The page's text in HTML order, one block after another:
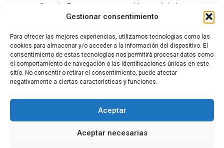
Gestionar consentimiento
Para ofrecer las mejores experiencias, utilizamos tecnologías como las
cookies para almacenar y/o acceder a la información del dispositivo. El
consentimiento de estas tecnologías nos permitirá procesar datos como
el comportamiento de navegación o las identificaciones únicas en este
sitio. No consentir o retirar el consentimiento, puede afectar
negativamente a ciertas características y funciones.
Aceptar
Aceptar necesarias
Canaria. Estamos comprometidos con brindar
información veraz y un periodismo independiente a
Todos los derechos reservados.
Radio
Contacto
Aviso Legal